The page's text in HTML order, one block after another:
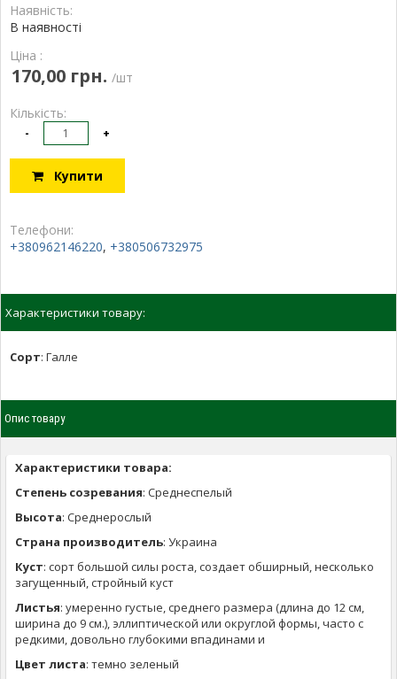
Наявність:
В наявності
Ціна :
170,00 грн. /шт
Кількість:
- +
Купити
Телефони:
+380962146220, +380506732975
Характеристики товару:
Сорт: Галле
Опис товару
Характеристики товара:
Степень созревания: Среднеспелый
Высота: Среднерослый
Страна производитель: Украина
Куст: сорт большой силы роста, создает обширный, несколько
загущенный, стройный куст
Листья: умеренно густые, среднего размера (длина до 12 см,
ширина до 9 см.), эллиптической или округлой формы, часто с
редкими, довольно глубокими впадинами и
Цвет листа: темно зеленый